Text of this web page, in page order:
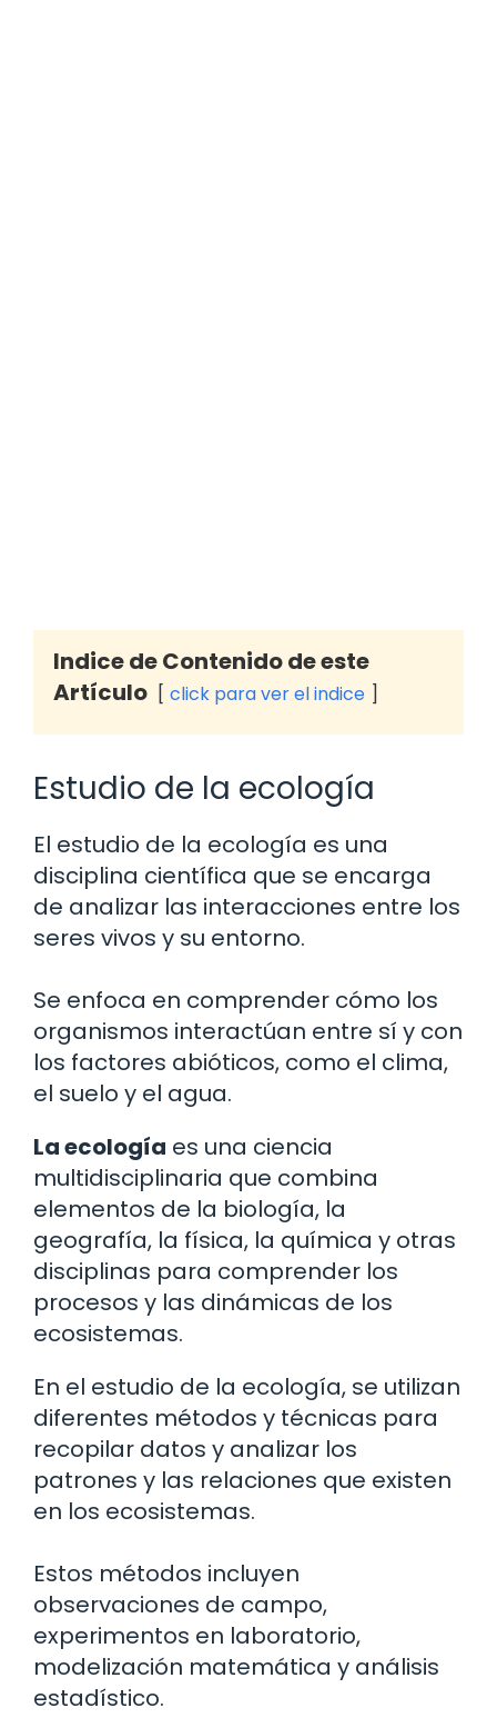
Indice de Contenido de este
Artículo
click para ver el indice
Estudio de la ecología
El estudio de la ecología es una
disciplina científica que se encarga
de analizar las interacciones entre los
seres vivos y su entorno.
Se enfoca en comprender cómo los
organismos interactúan entre sí y con
los factores abióticos, como el clima,
el suelo y el agua.
La ecología es una ciencia
multidisciplinaria que combina
elementos de la biología, la
geografía, la física, la química y otras
disciplinas para comprender los
procesos y las dinámicas de los
ecosistemas.
En el estudio de la ecología, se utilizan
diferentes métodos y técnicas para
recopilar datos y analizar los
patrones y las relaciones que existen
en los ecosistemas.
Estos métodos incluyen
observaciones de campo,
experimentos en laboratorio,
modelización matemática y análisis
estadístico.